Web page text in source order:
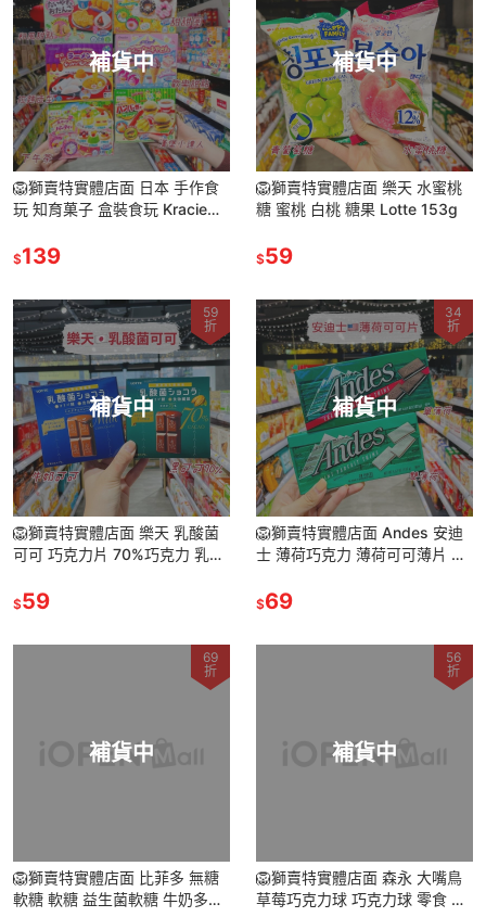
補貨中
🦁獅賣特實體店面 日本 手作食
玩 知育菓子 盒裝食玩 Kracie
$139
補貨中
🦁獅賣特實體店面 樂天 水蜜桃
糖 蜜桃 白桃 糖果 Lotte 153g
$59
補貨中
59
折
🦁獅賣特實體店面 樂天 乳酸菌
可可 巧克力片 70%巧克力 乳酸
$59
補貨中
34
折
🦁獅賣特實體店面 Andes 安迪
士 薄荷巧克力 薄荷可可薄片 可
$69
補貨中
69
折
🦁獅賣特實體店面 比菲多 無糖
軟糖 軟糖 益生菌軟糖 牛奶多多
補貨中
56
折
🦁獅賣特實體店面 森永 大嘴鳥
草莓巧克力球 巧克力球 零食 點